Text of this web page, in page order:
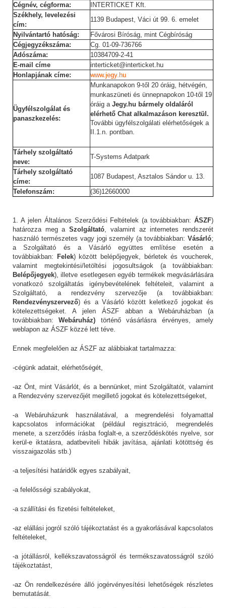
Cégnév, cégforma:
INTERTICKET Kft.
Székhely, levelezési
cím:
1139 Budapest, Váci út 99. 6. emelet
Nyilvántartó hatóság:
Fővárosi Bíróság, mint Cégbíróság
Cégjegyzékszáma:
Cg. 01-09-736766
Adószáma:
10384709-2-41
E-mail címe
interticket@interticket.hu
Honlapjának címe:
www.jegy.hu
Ügyfélszolgálat és
panaszkezelés:
Munkanapokon 9-től 20 óráig, hétvégén,
munkaszüneti és ünnepnapokon 10-től 19
óráig a Jegy.hu bármely oldaláról
elérhető Chat alkalmazáson keresztül.
További ügyfélszolgálati elérhetőségek a
II.1.n. pontban.
Tárhely szolgáltató
neve:
T-Systems Adatpark
Tárhely szolgáltató
címe:
1087 Budapest, Asztalos Sándor u. 13.
Telefonszám:
(36)12660000
1. A jelen Általános Szerződési Feltételek (a továbbiakban: ÁSZF)
határozza meg aSzolgáltató , valamint az internetes rendszerét
használó természetes vagy jogi személy (a továbbiakban: Vásárló;
a Szolgáltató és a Vásárló együttes említése esetén a
továbbiakban:
Felek) között belépőjegyek, bérletek és voucherek,
valamint megtekintési/letöltési jogosultságok (a továbbiakban:
Belépőjegyek), illetve esetlegesen egyéb termékek megvásárlására
vonatkozó szolgáltatás igénybevételének feltételeit, valamint a
Szolgáltató, a rendezvény szervezője (a továbbiakban:
Rendezvényszervező) és a Vásárló között keletkező jogokat és
kötelezettségeket. A jelen ÁSZF abban a Webáruházban (a
továbbiakban:Webáruház) történő vásárlásra érvényes, amely
weblapon az ÁSZF közzé lett téve.
Ennek megfelelően az ÁSZF az alábbiakat tartalmazza:
-cégünk adatait, elérhetőségét,
-az Önt, mint Vásárlót, és a bennünket, mint Szolgáltatót, valamint
a Rendezvény szervezőjét megillető jogokat és kötelezettségeket,
-a Webáruházunk használatával, a megrendelési folyamattal
kapcsolatos információkat (például regisztráció, megrendelés
menete, a szerződés írásba foglalt-e, a szerződéskötés nyelve, sor
kerül-e iktatásra, adatbeviteli hibák javítása, ajánlati kötöttség és
visszaigazolás stb.)
-a teljesítési határidők egyes szabályait,
-a felelősségi szabályokat,
-a szállítási és fizetési feltételeket,
-az elállási jogról szóló tájékoztatást és a gyakorlásával kapcsolatos
feltételeket,
-a jótállásról, kellékszavatosságról és termékszavatosságról szóló
tájékoztatást,
-az Ön rendelkezésére álló jogérvényesítési lehetőségek részletes
bemutatását.